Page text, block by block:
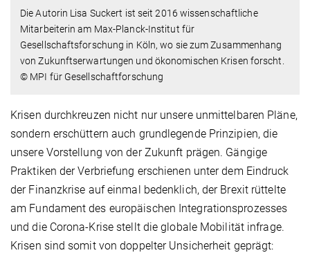
Die Autorin Lisa Suckert ist seit 2016 wissenschaftliche
Mitarbeiterin am Max-Planck-Institut für
Gesellschaftsforschung in Köln, wo sie zum Zusammenhang
von Zukunftserwartungen und ökonomischen Krisen forscht.
© MPI für Gesellschaftforschung
Krisen durchkreuzen nicht nur unsere unmittelbaren Pläne,
sondern erschüttern auch grundlegende Prinzipien, die
unsere Vorstellung von der Zukunft prägen. Gängige
Praktiken der Verbriefung erschienen unter dem Eindruck
der Finanzkrise auf einmal bedenklich, der Brexit rüttelte
am Fundament des europäischen Integrationsprozesses
und die Corona-Krise stellt die globale Mobilität infrage.
Krisen sind somit von doppelter Unsicherheit geprägt: